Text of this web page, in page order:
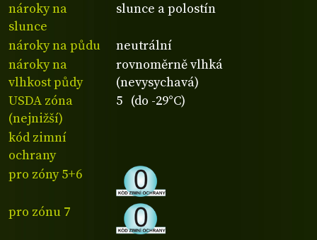
nároky na
slunce
slunce a polostín
nároky na půdu
neutrální
nároky na
vlhkost půdy
rovnoměrně vlhká
(nevysychavá)
USDA zóna
(nejnižší)
5 (do -29°C)
kód zimní
ochrany
pro zóny 5+6
pro zónu 7